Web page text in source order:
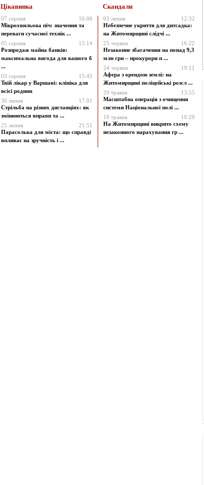
Цікавинка Скандали
07 серпня
16:06
Мікрохвильова піч: значення та
переваги сучасної технік ...
05 серпня
15:14
Розпродаж майна банків:
максимальна вигода для вашого б
...
03 серпня
15:45
Твій лікар у Варшаві: клініка для
всієї родини
30 липня
17:01
Стрільба на різних дистанціях: як
змінюються вправи та ...
25 липня
21:51
Парасолька для міста: що справді
впливає на зручність і ...
03 липня
12:32
Небезпечне укриття для дитсадка:
на Житомирщині слідчі ...
25 червня
16:22
Незаконне збагачення на понад 9,3
млн грн – прокурори п ...
24 червня
19:11
Афера з орендою землі: на
Житомирщині поліцейські розсл ...
20 травня
13:55
Масштабна операція з очищення
системи Національної полі ...
19 травня
10:29
На Житомирщині викрито схему
незаконного нарахування гр ...